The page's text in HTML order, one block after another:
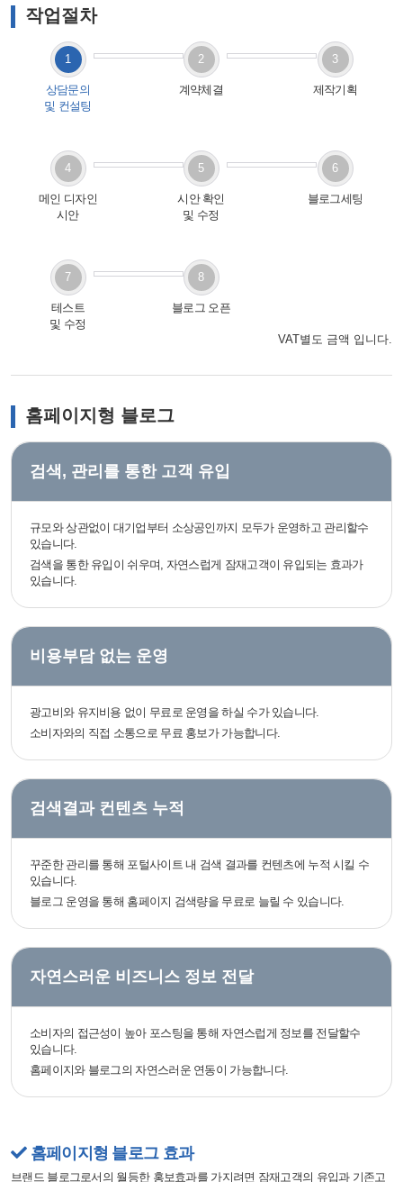
작업절차
1
상담문의
및 컨설팅
2
계약체결
3
제작기획
4
메인 디자인
시안
5
시안 확인
및 수정
6
블로그세팅
7
테스트
및 수정
8
블로그 오픈
VAT별도 금액 입니다.
홈페이지형 블로그
검색, 관리를 통한 고객 유입
규모와 상관없이 대기업부터 소상공인까지 모두가 운영하고 관리할수
있습니다.
검색을 통한 유입이 쉬우며, 자연스럽게 잠재고객이 유입되는 효과가
있습니다.
비용부담 없는 운영
광고비와 유지비용 없이 무료로 운영을 하실 수가 있습니다.
소비자와의 직접 소통으로 무료 홍보가 가능합니다.
검색결과 컨텐츠 누적
꾸준한 관리를 통해 포털사이트 내 검색 결과를 컨텐츠에 누적 시킬 수
있습니다.
블로그 운영을 통해 홈페이지 검색량을 무료로 늘릴 수 있습니다.
자연스러운 비즈니스 정보 전달
소비자의 접근성이 높아 포스팅을 통해 자연스럽게 정보를 전달할수
있습니다.
홈페이지와 블로그의 자연스러운 연동이 가능합니다.
홈페이지형 블로그 효과
브랜드 블로그로서의 월등한 홍보효과를 가지려면 잠재고객의 유입과 기존고